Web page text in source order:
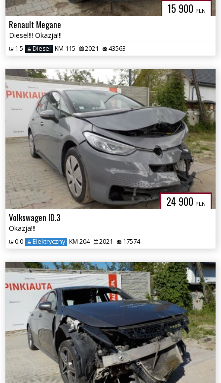
15 900 PLN
Renault Megane
Diesel!!! Okazja!!!
1.5 Diesel KM 115 2021 43563
24 900 PLN
Volkswagen ID.3
Okazja!!!
0.0 Elektryczny KM 204 2021 17574